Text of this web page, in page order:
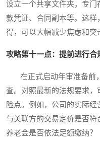
设立一个共享文件夹，专
款凭证、合同副本等。这样
得，可以大幅减少焦虑和突
攻略第十一点：提前进行合
在正式启动年审准备前
查。对照最新的法规要求
险点。例如，公司的实际经
与关联方的交易定价是否符
养老金是否依法足额缴纳？